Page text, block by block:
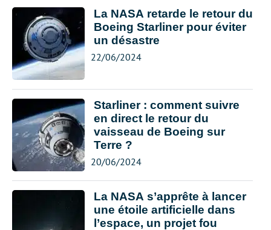
La NASA retarde le retour du
Boeing Starliner pour éviter
un désastre
22/06/2024
Starliner : comment suivre
en direct le retour du
vaisseau de Boeing sur
Terre ?
20/06/2024
La NASA s’apprête à lancer
une étoile artificielle dans
l’espace, un projet fou